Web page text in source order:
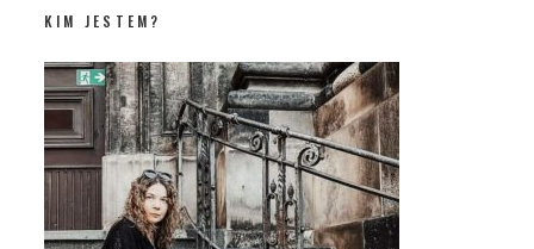
KIM JESTEM?